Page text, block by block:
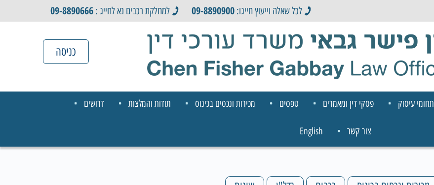
לכל שאלה וייעוץ חייגו: 09-8890900 למחלקת רכבים נא לחייג : 09-8890666
כניסה
תחומי עיסוק פסקי דין ומאמרים טפסים מכירות ונכסים בכינוס תודות והמלצות דרושים
צור קשר English